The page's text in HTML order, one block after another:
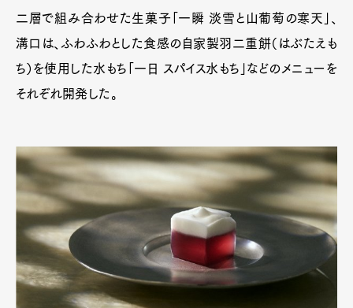
二層で組み合わせた生菓子「一瞬 淡雪と山葡萄の寒天」、
溝口は、ふわふわとした食感の自家製羽二重餅（はぶたえも
ち）を使用した水もち「一日 スパイス水もち」などのメニューを
それぞれ開発した。